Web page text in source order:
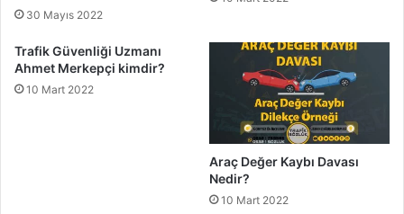
30 Mayıs 2022
Trafik Güvenliği Uzmanı
Ahmet Merkepçi kimdir?
10 Mart 2022
Araç Değer Kaybı Davası
Nedir?
10 Mart 2022